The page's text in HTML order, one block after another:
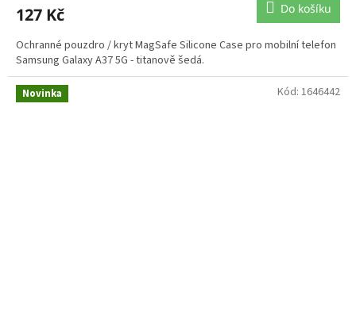
127 Kč Do košíku
Ochranné pouzdro / kryt MagSafe Silicone Case pro mobilní telefon
Samsung Galaxy A37 5G - titanově šedá.
Novinka Kód: 1646442